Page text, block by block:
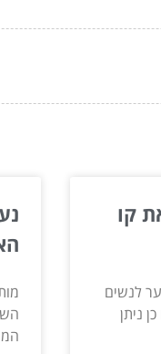
קו
לנשים
ניתן